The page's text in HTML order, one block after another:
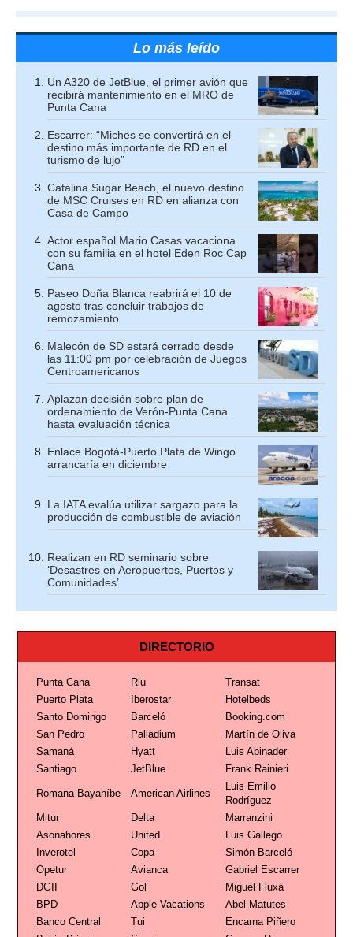
Lo más leído
Un A320 de JetBlue, el primer avión que
recibirá mantenimiento en el MRO de
Punta Cana
Escarrer: “Miches se convertirá en el
destino más importante de RD en el
turismo de lujo”
Catalina Sugar Beach, el nuevo destino
de MSC Cruises en RD en alianza con
Casa de Campo
Actor español Mario Casas vacaciona
con su familia en el hotel Eden Roc Cap
Cana
Paseo Doña Blanca reabrirá el 10 de
agosto tras concluir trabajos de
remozamiento
Malecón de SD estará cerrado desde
las 11:00 pm por celebración de Juegos
Centroamericanos
Aplazan decisión sobre plan de
ordenamiento de Verón-Punta Cana
hasta evaluación técnica
Enlace Bogotá-Puerto Plata de Wingo
arrancaría en diciembre
La IATA evalúa utilizar sargazo para la
producción de combustible de aviación
Realizan en RD seminario sobre
‘Desastres en Aeropuertos, Puertos y
Comunidades’
DIRECTORIO
Punta Cana Riu
Transat
Puerto Plata
Iberostar
Hotelbeds
Santo Domingo
Barceló
Booking.com
San Pedro
Palladium
Martín de Oliva
Samaná
Hyatt
Luis Abinader
Santiago
JetBlue Frank Rainieri
Romana-Bayahíbe American Airlines
Luis Emilio
Rodríguez
Mitur
Delta
Marranzini
Asonahores
United
Luis Gallego
Inverotel
Copa
Simón Barceló
Opetur
Avianca
Gabriel Escarrer
DGII
Gol
Miguel Fluxá
BPD
Apple Vacations
Abel Matutes
Banco Central
Tui
Encarna Piñero